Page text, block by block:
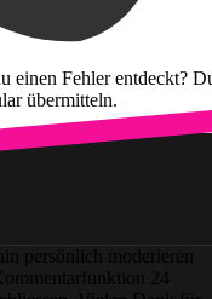
einen Fehler entdeckt?
übermitteln.
persönlich moderieren
24